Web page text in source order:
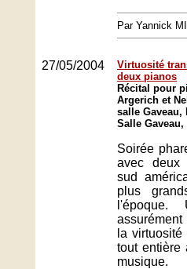
Par Yannick
27/05/2004
Virtuosité
deux pianos
Récital pour
Argerich et
salle Gaveau,
Salle Gaveau,
Soirée
avec deux
sud
plus
l'époque.
la
tout entière
musique.